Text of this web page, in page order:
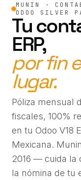
MUNIN ·
ODOO SILVER
Tu
ERP,
por fin
lugar.
Póliza mensual
fiscales, 100%
en tu Odoo V18
Mexicana.
2016 — cuida la
la nómina de tu